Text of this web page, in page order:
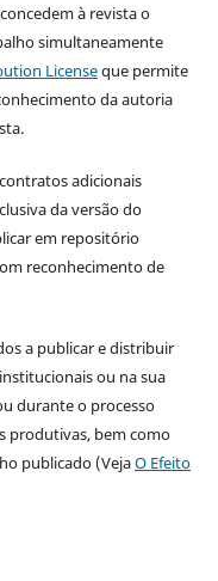
à revista o
simultaneamente
Licenseque permite
da autoria
adicionais
da versão do
em repositório
reconhecimento de
a publicar e distribuir
ou na sua
durante o processo
produtivas, bem como
publicado (VejaO Efeito